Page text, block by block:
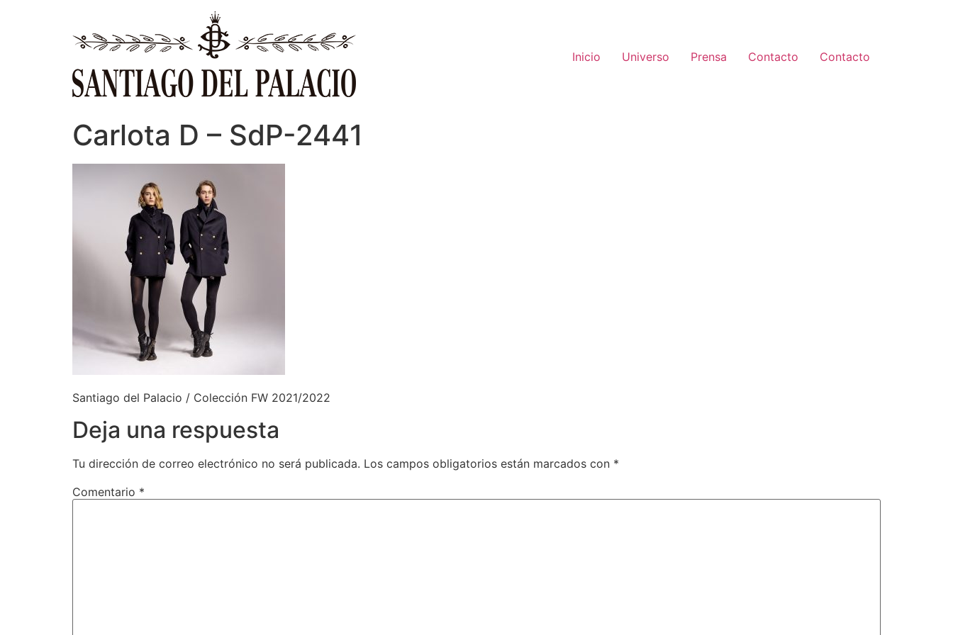
Inicio
Universo Prensa Contacto Contacto
Carlota D – SdP-2441
Santiago del Palacio / Colección FW 2021/2022
Deja una respuesta
Tu dirección de correo electrónico no será publicada. Los campos obligatorios están marcados con *
Comentario *